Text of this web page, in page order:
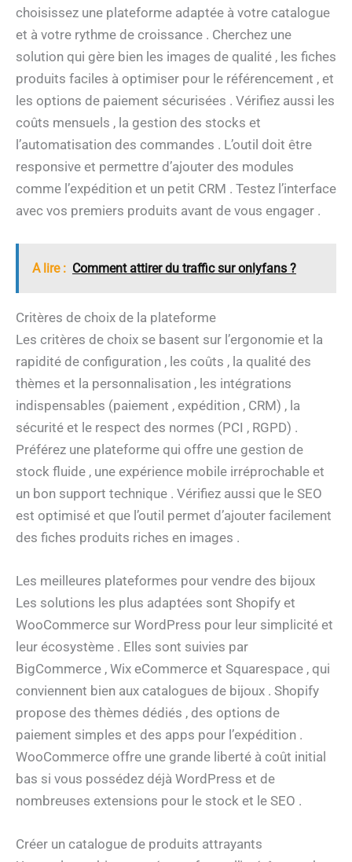
choisissez une plateforme adaptée à votre catalogue
et à votre rythme de croissance . Cherchez une
solution qui gère bien les images de qualité , les fiches
produits faciles à optimiser pour le référencement , et
les options de paiement sécurisées . Vérifiez aussi les
coûts mensuels , la gestion des stocks et
l’automatisation des commandes . L’outil doit être
responsive et permettre d’ajouter des modules
comme l’expédition et un petit CRM . Testez l’interface
avec vos premiers produits avant de vous engager .
A lire : Comment attirer du traffic sur onlyfans ?
Critères de choix de la plateforme
Les critères de choix se basent sur l’ergonomie et la
rapidité de configuration , les coûts , la qualité des
thèmes et la personnalisation , les intégrations
indispensables (paiement , expédition , CRM) , la
sécurité et le respect des normes (PCI , RGPD) .
Préférez une plateforme qui offre une gestion de
stock fluide , une expérience mobile irréprochable et
un bon support technique . Vérifiez aussi que le SEO
est optimisé et que l’outil permet d’ajouter facilement
des fiches produits riches en images .
Les meilleures plateformes pour vendre des bijoux
Les solutions les plus adaptées sont Shopify et
WooCommerce sur WordPress pour leur simplicité et
leur écosystème . Elles sont suivies par
BigCommerce , Wix eCommerce et Squarespace , qui
conviennent bien aux catalogues de bijoux . Shopify
propose des thèmes dédiés , des options de
paiement simples et des apps pour l’expédition .
WooCommerce offre une grande liberté à coût initial
bas si vous possédez déjà WordPress et de
nombreuses extensions pour le stock et le SEO .
Créer un catalogue de produits attrayants